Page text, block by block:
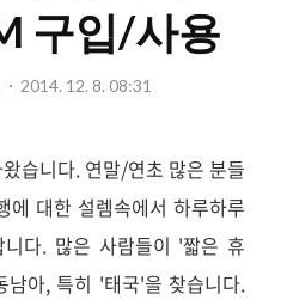
프
닷
구입/사용
2014. 12. 8. 08:31
습니다. 연말/연초 많은 분들
에 대한 설렘속에서 하루하루
다. 많은 사람들이 '짧은 휴
아, 특히 '태국'을 찾습니다.